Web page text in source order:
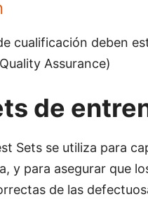
cualificación deben
Assurance)
de
Sets se utiliza para
y para asegurar que
de las